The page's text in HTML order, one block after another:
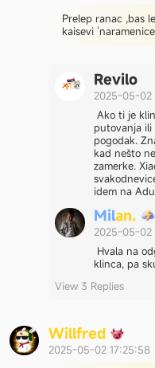
Prelep ranac ,bas
kaisevi
Revilo
2025-05-02
Ako ti je
putovanja
pogodak.
kad nešto
zamerke.
idem na
Milan.
2025-05-02
Hvala na
klinca, pa
View 3 Replies
Willfred
2025-05-02 17:25:58